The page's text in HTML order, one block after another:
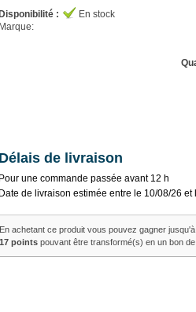
Disponibilité :
En stock
Marque:
Délais de livraison
Pour une commande passée avant 12 h
Date de livraison estimée entre le 10/08/26
En achetant ce produit vous pouvez gagner
17 points pouvant être transformé(s) en un bon